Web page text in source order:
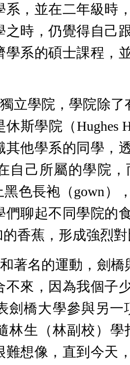
，並在二年級時
之時，仍覺得自己
系的碩士課程，
立學院，學院除
斯學院（
其他學系的同學，
自己所屬的學院
色長袍（gown）
聊起不同學院的
香蕉，形成強烈對
著名的運動，劍
不來，因為我個子
劍橋大學參與另一
林生（林副校）
難想像，直到今天